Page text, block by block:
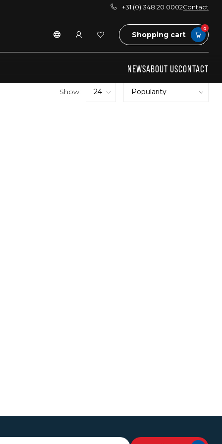
+31 (0) 348 20 0002Contact
Shopping cart
0
NEWSABOUT USCONTACT
Show: